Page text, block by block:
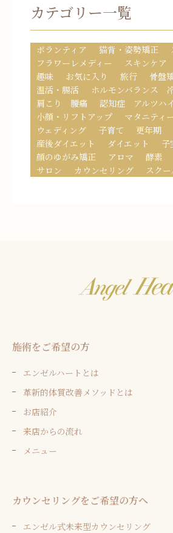
カテゴリー一覧
ボランティア 猫背・姿勢矯正
フラワーレメディー
スキンケア
趣味
お気に入り 旅行 骨盤
温活・腸活
ホルモンバランス
肩こり 腰痛
認知症 アルツハ
小顔・リフトアップ
マタニティ
ウェディング
子育て 更年期
産後ダイエット
ダイエット 子
顔のゆがみ矯正
アロマ 酵素
サロン
カウンセリング スク
施術をご希望の方
エンゼルハートとは
革新的体質改善メソッドとは
お店紹介
来店からの流れ
メニュー
カウンセリングをご希望の方へ
エンゼル式未来型カウンセリング